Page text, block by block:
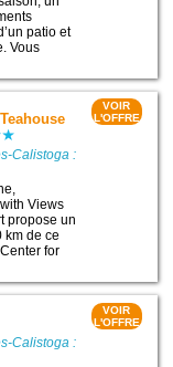
patio et
Vous
Calistoga :
Views
propose un
km de ce
for
VOIR
L'OFFRE
Calistoga :
VOIR
L'OFFRE